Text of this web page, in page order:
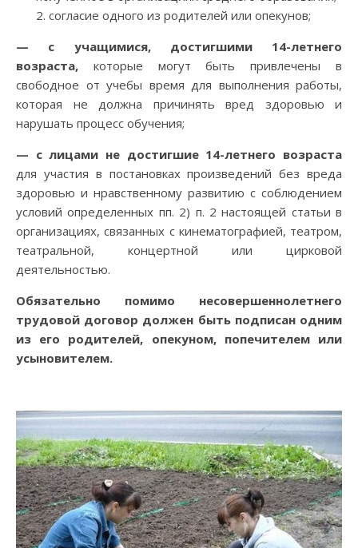
согласие одного из родителей или опекунов;
— с учащимися, достигшими 14-летнего
возраста, которые могут быть привлечены в
свободное от учебы время для выполнения работы,
которая не должна причинять вред здоровью и
нарушать процесс обучения;
— с лицами не достигшие 14-летнего возраста
для участия в постановках произведений без вреда
здоровью и нравственному развитию с соблюдением
условий определенных пп. 2) п. 2 настоящей статьи в
организациях, связанных с кинематографией, театром,
театральной, концертной или цирковой
деятельностью.
Обязательно помимо несовершеннолетнего
трудовой договор должен быть подписан одним
из его родителей, опекуном, попечителем или
усыновителем.